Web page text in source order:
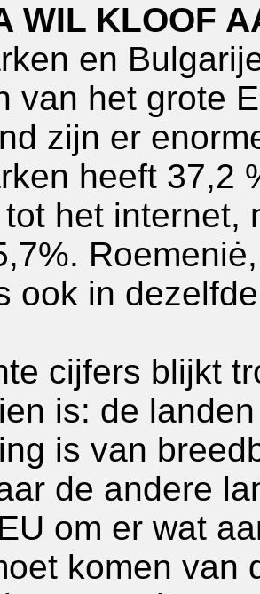
WIL KLOOF
en
van het grote
zijn er
heeft 37,2
het internet,
ook in
cijfers blijkt
is: de
is van
de andere
om er wat
komen van